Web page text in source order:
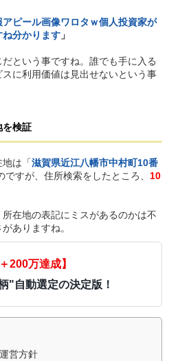
ピール画像ワロタｗ個人投資家が
分かります 」
という事ですね。誰でも手に入る
スに利用価値は見出せないという事
を検証
は「滋賀県近江八幡市中村町10番
ですが、住所検索をしたところ、 10
在地の表記にミスがあるのかは不
ありますね。
200万達成】
"自動選定の決定版！
営方針